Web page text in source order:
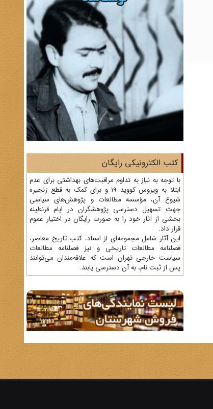
کتب الکترونیکی رایگان
با توجه به نیاز به تداوم مراقبت‌های بهداشتی برای عدم
ابتلا به ویروس کووید 19 و برای کمک به قطع زنجیره
شیوع آن، مؤسسه مطالعات و پژوهش‌های سیاسی
جهت تسهیل دسترسی پژوهشگران در ایام قرنطینه
بخشی از آثار خود را به صورت رایگان در اختیار عموم
قرار داد.
این آثار شامل مجموعه‌ای از اسناد، کتب تاریخ معاصر،
فصلنامه‌ مطالعات تاریخی و نیز فصلنامه مطالعات
سیاست خارجی تهران است که علاقه‌مندان می‌توانند
پس از ثبت نام، به آن دسترسی یابند.